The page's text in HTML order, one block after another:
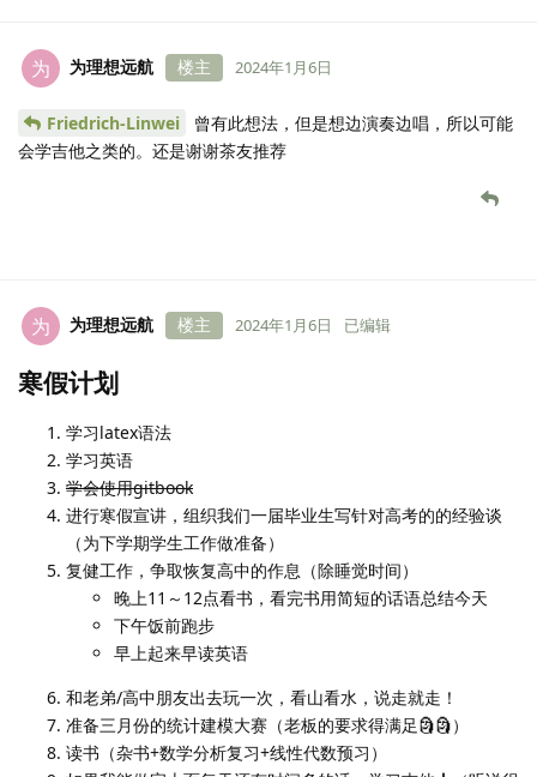
为 为理想远航 楼主 2024年1月6日
Friedrich-Linwei
曾有此想法，但是想边演奏边唱，所以可能
会学吉他之类的。还是谢谢茶友推荐
为 为理想远航 楼主 2024年1月6日 已编辑
寒假计划
学习latex语法
学习英语
学会使用gitbook
进行寒假宣讲，组织我们一届毕业生写针对高考的的经验谈
（为下学期学生工作做准备）
复健工作，争取恢复高中的作息（除睡觉时间）
晚上11～12点看书，看完书用简短的话语总结今天
下午饭前跑步
早上起来早读英语
和老弟/高中朋友出去玩一次，看山看水，说走就走！
准备三月份的统计建模大赛（老板的要求得满足🗿🗿）
读书（杂书+数学分析复习+线性代数预习）